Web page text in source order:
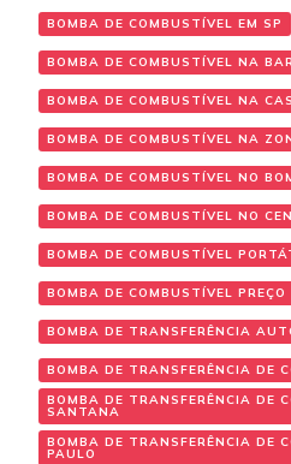
BOMBA DE COMBUSTÍVEL EM SP
BOMBA DE COMBUSTÍVEL NA
BOMBA DE COMBUSTÍVEL NA
BOMBA DE COMBUSTÍVEL NA
BOMBA DE COMBUSTÍVEL NO
BOMBA DE COMBUSTÍVEL NO
BOMBA DE COMBUSTÍVEL
BOMBA DE COMBUSTÍVEL PREÇO
BOMBA DE TRANSFERÊNCIA
BOMBA DE TRANSFERÊNCIA DE
BOMBA DE TRANSFERÊNCIA DE
SANTANA
BOMBA DE TRANSFERÊNCIA DE
PAULO